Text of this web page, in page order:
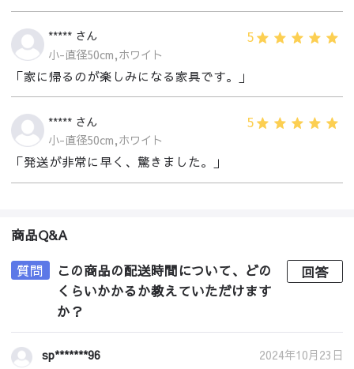
***** さん 5
小-直径50cm,ホワイト
「家に帰るのが楽しみになる家具です。」
***** さん 5
小-直径50cm,ホワイト
「発送が非常に早く、驚きました。」
商品Q&A
質問
この商品の配送時間について、どの
くらいかかるか教えていただけます
か？
回答
sp*******96 2024年10月23日